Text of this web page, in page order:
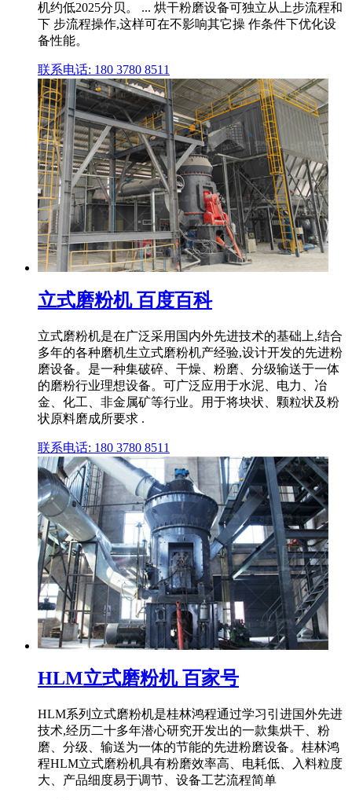
机约低2025分贝。 ... 烘干粉磨设备可独立从上步流程和
下 步流程操作,这样可在不影响其它操 作条件下优化设
备性能。
联系电话: 180 3780 8511
立式磨粉机 百度百科
立式磨粉机是在广泛采用国内外先进技术的基础上,结合
多年的各种磨机生立式磨粉机产经验,设计开发的先进粉
磨设备。是一种集破碎、干燥、粉磨、分级输送于一体
的磨粉行业理想设备。可广泛应用于水泥、电力、冶
金、化工、非金属矿等行业。用于将块状、颗粒状及粉
状原料磨成所要求 .
联系电话: 180 3780 8511
HLM立式磨粉机 百家号
HLM系列立式磨粉机是桂林鸿程通过学习引进国外先进
技术,经历二十多年潜心研究开发出的一款集烘干、粉
磨、分级、输送为一体的节能的先进粉磨设备。桂林鸿
程HLM立式磨粉机具有粉磨效率高、电耗低、入料粒度
大、产品细度易于调节、设备工艺流程简单